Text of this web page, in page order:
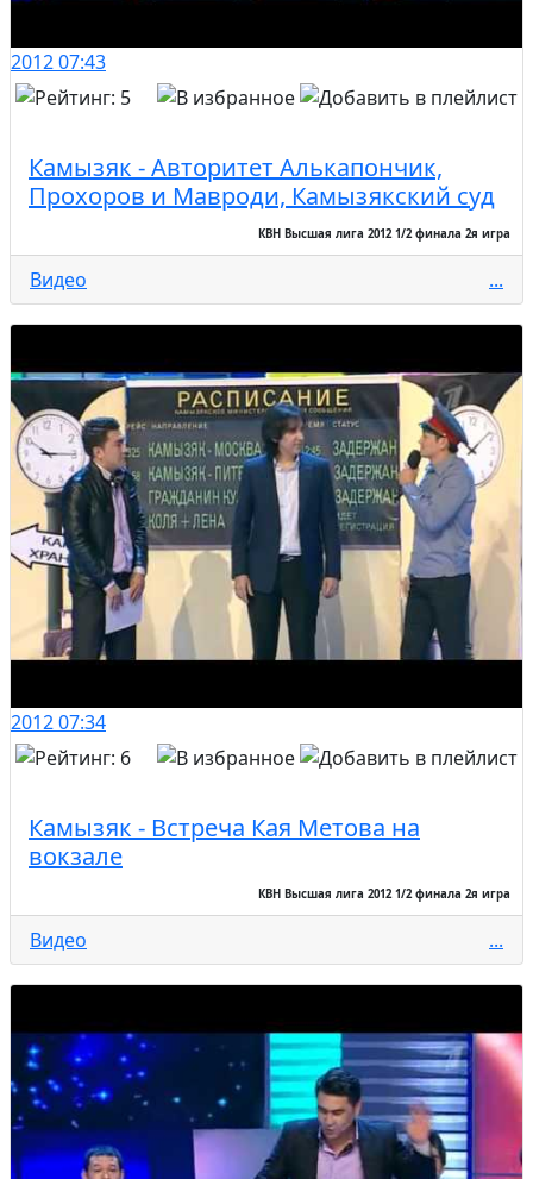
201207:43
Камызяк - Авторитет Алькапончик,
Прохоров и Мавроди, Камызякский суд
КВН Высшая лига 2012 1/2 финала 2я игра
Видео ...
201207:34
Камызяк - Встреча Кая Метова на
вокзале
КВН Высшая лига 2012 1/2 финала 2я игра
Видео ...